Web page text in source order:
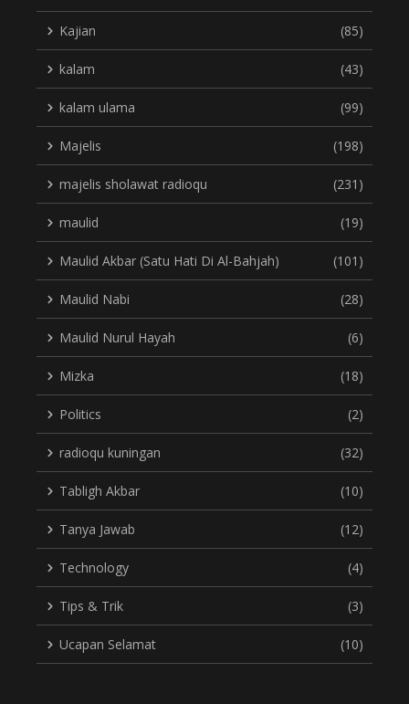
Kajian (85)
kalam (43)
kalam ulama (99)
Majelis (198)
majelis sholawat radioqu (231)
maulid (19)
Maulid Akbar (Satu Hati Di Al-Bahjah) (101)
Maulid Nabi (28)
Maulid Nurul Hayah (6)
Mizka (18)
Politics (2)
radioqu kuningan (32)
Tabligh Akbar (10)
Tanya Jawab (12)
Technology (4)
Tips & Trik (3)
Ucapan Selamat (10)